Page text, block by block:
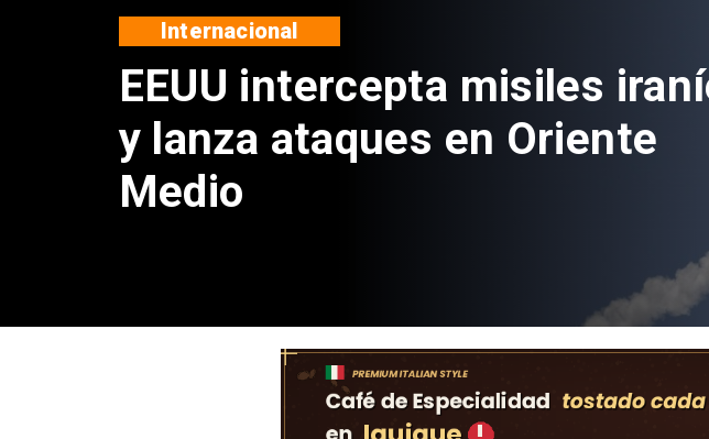
Estado venderá más de 100
propiedades a través de nuevo
portal de licitaciones
Nacional